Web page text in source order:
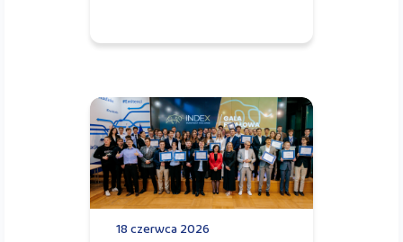
18 czerwca 2026